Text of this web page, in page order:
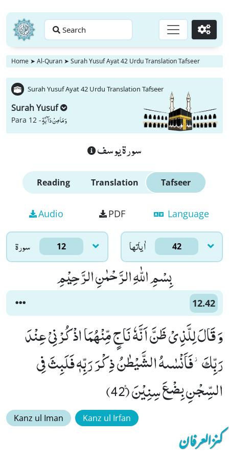
Search Go
Home ➤ Al-Quran ➤ Surah Yusuf Ayat 42 Urdu Translation Tafseer
Surah Yusuf Ayat 42 Urdu Translation Tafseer
Surah Yusuf
Para 12 -وَ مَا مِنْ دَآبَّةٍ
سورة يوسف
Reading Translation Tafseer
Audio PDF Language
سورۃ 12 اٰياتها 42
بِسْمِ اللّٰهِ الرَّحْمٰنِ الرَّحِیْمِ
12.42
وَ قَالَ لِلَّذِیْ ظَنَّ اَنَّهٗ نَاجٍ مِّنْهُمَا اذْكُرْنِیْ عِنْدَ
رَبِّكَ٘-فَاَنْسٰىهُ الشَّیْطٰنُ ذِكْرَ رَبِّهٖ فَلَبِثَ فِی
السِّجْنِ بِضْعَ سِنِیْنَ۠ (42)
Kanz ul Iman Kanz ul Irfan
کنزالعرفان